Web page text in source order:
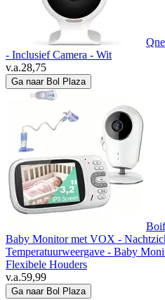
- Inclusief Camera - Wit
v.a.28,75
Ga naar Bol Plaza
Baby Monitor met VOX -
Temperatuurweergave - Baby
Flexibele Houders
v.a.59,99
Ga naar Bol Plaza